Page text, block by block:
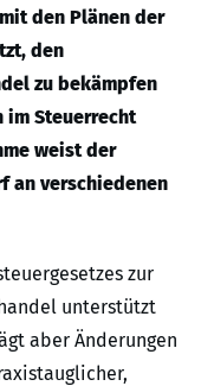
den Plänen der
den
zu bekämpfen
im Steuerrecht
weist der
an verschiedenen
zur
unterstützt
aber Änderungen